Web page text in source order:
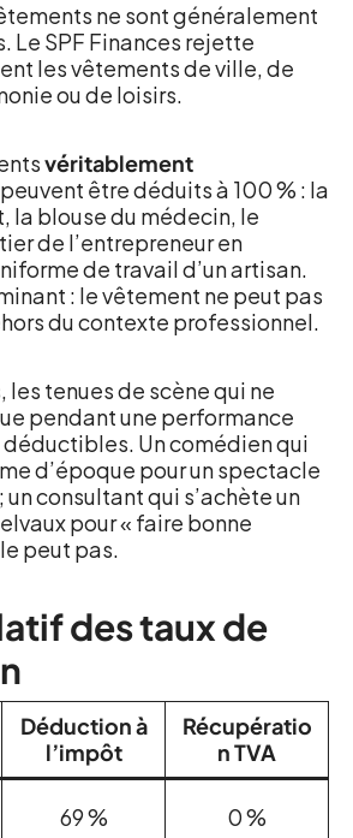
ne sont généralement
Le SPF Finances rejette
les vêtements de ville, de
ou de loisirs.
véritablement
peuvent être déduits à 100 % : la
la blouse du médecin, le
de l’entrepreneur en
de travail d’un artisan.
: le vêtement ne peut pas
du contexte professionnel.
les tenues de scène qui ne
pendant une performance
Un comédien qui
d’époque pour un spectacle
consultant qui s’achète un
pour « faire bonne
peut pas.
des taux de
Déduction à
l’impôt
Récupératio
n TVA
69 % 0 %